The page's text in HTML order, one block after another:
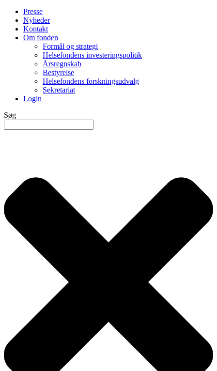
Presse
Nyheder
Kontakt
Om fonden
Formål og strategi
Helsefondens investeringspolitik
Årsregnskab
Bestyrelse
Helsefondens forskningsudvalg
Sekretariat
Login
Søg